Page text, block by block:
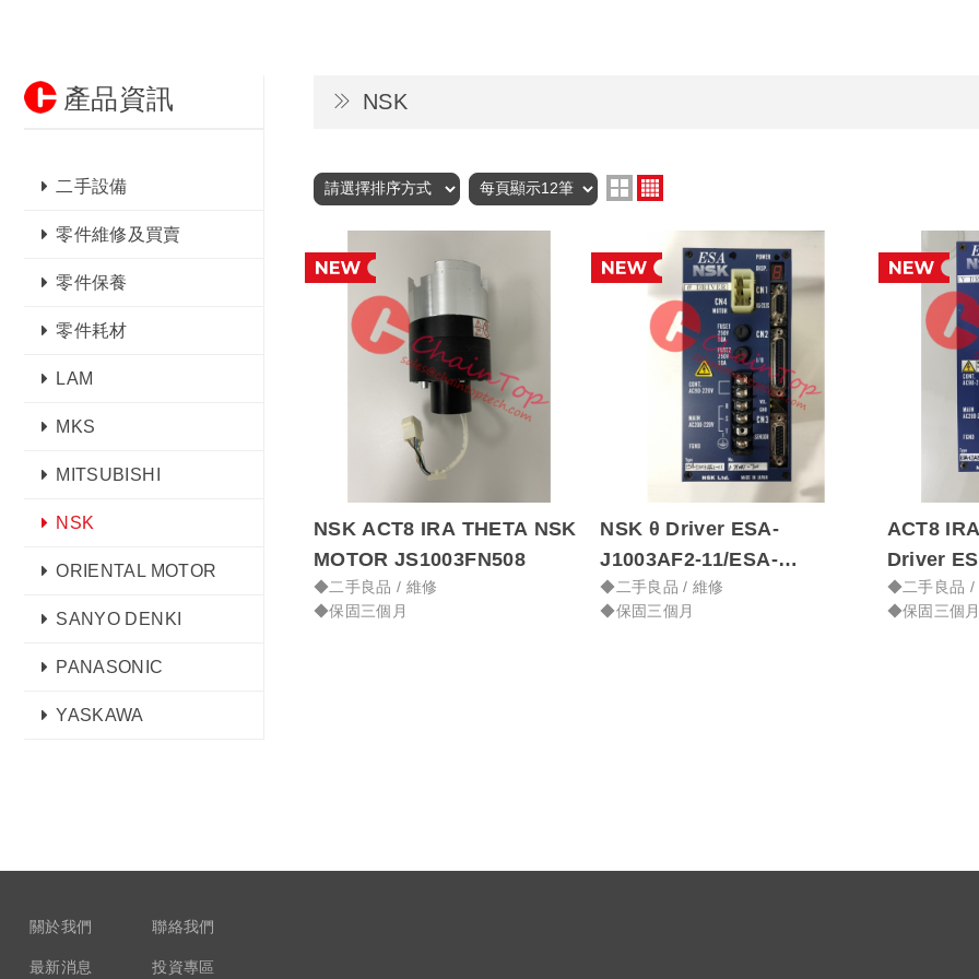
產品資訊
二手設備
零件維修及買賣
零件保養
零件耗材
LAM
MKS
MITSUBISHI
NSK
ORIENTAL MOTOR
SANYO DENKI
PANASONIC
YASKAWA
NSK
NSK ACT8 IRA THETA NSK
MOTOR JS1003FN508
◆二手良品 / 維修
◆保固三個月
NSK θ Driver ESA-
J1003AF2-11/ESA-
J2006AF6-30
◆二手良品 / 維修
◆保固三個月
ACT8
◆二手良品 /
◆保固三個
關於我們
最新消息
聯絡我們
投資專區